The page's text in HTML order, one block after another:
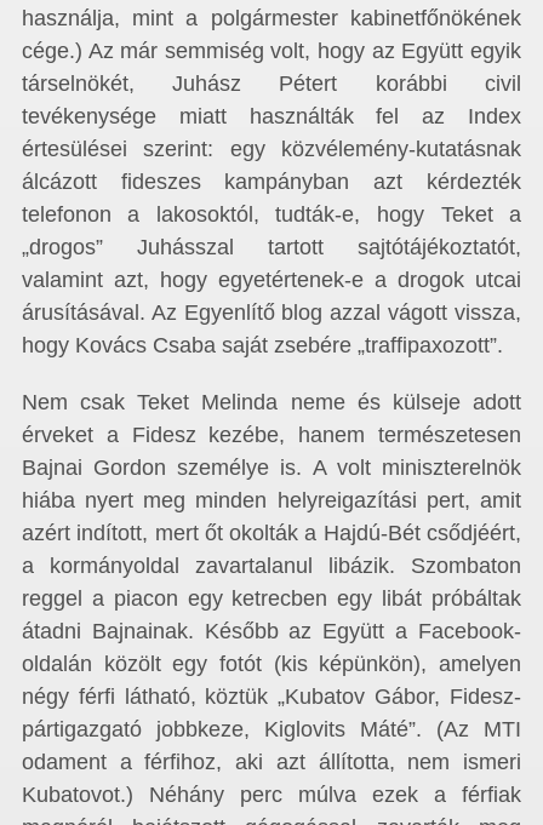
használja, mint a polgármester kabinetfőnökének
cége.) Az már semmiség volt, hogy az Együtt egyik
társelnökét, Juhász Pétert korábbi civil
tevékenysége miatt használták fel az Index
értesülései szerint: egy közvélemény-kutatásnak
álcázott fideszes kampányban azt kérdezték
telefonon a lakosoktól, tudták-e, hogy Teket a
„drogos” Juhásszal tartott sajtótájékoztatót,
valamint azt, hogy egyetértenek-e a drogok utcai
árusításával. Az Egyenlítő blog azzal vágott vissza,
hogy Kovács Csaba saját zsebére „traffipaxozott”.
Nem csak Teket Melinda neme és külseje adott
érveket a Fidesz kezébe, hanem természetesen
Bajnai Gordon személye is. A volt miniszterelnök
hiába nyert meg minden helyreigazítási pert, amit
azért indított, mert őt okolták a Hajdú-Bét csődjéért,
a kormányoldal zavartalanul libázik. Szombaton
reggel a piacon egy ketrecben egy libát próbáltak
átadni Bajnainak. Később az Együtt a Facebook-
oldalán közölt egy fotót (kis képünkön), amelyen
négy férfi látható, köztük „Kubatov Gábor, Fidesz-
pártigazgató jobbkeze, Kiglovits Máté”. (Az MTI
odament a férfihoz, aki azt állította, nem ismeri
Kubatovot.) Néhány perc múlva ezek a férfiak